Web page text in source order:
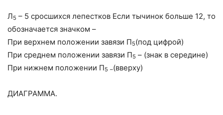
Л5 – 5 сросшихся лепестков Если тычинок больше 12, то
обозначается значком –
При верхнем положении завязи П5(под цифрой)
При среднем положении завязи П5 – (знак в середине)
При нижнем положении П5 –(вверху)
ДИАГРАММА.